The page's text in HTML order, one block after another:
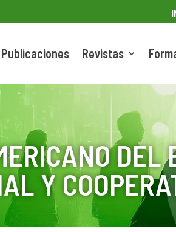
Publicaciones Revistas
DEL
Y